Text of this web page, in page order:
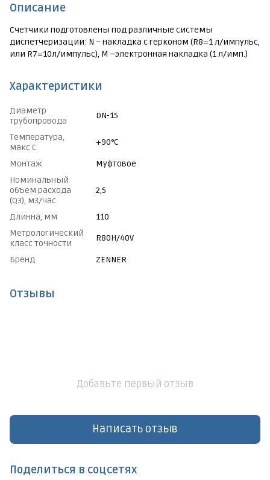
Описание
Счетчики подготовлены под различные системы
диспетчеризации: N – накладка с герконом (R8=1 л/импульс,
или R7=10л/импульс), М –электронная накладка (1 л/имп.)
Характеристики
Диаметр
трубопровода
DN-15
Температура,
макс С
+90°C
Монтаж
Муфтовое
Номинальный
объем расхода
(Q3), м3/час
2,5
Длинна, мм
110
Метрологический
класс точности
R80H/40V
Бренд ZENNER
Отзывы
Добавьте первый отзыв
Написать отзыв
Поделиться в соцсетях